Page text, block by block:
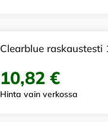
Clearblue raskaustesti
10,82 €
Hinta vain verkossa